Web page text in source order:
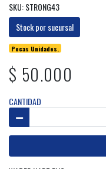
SKU: STRONG43
Stock por sucursal
Pocas Unidades.
$ 50.000
CANTIDAD